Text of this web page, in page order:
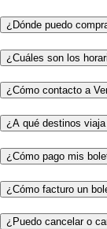
¿Dónde puedo
¿Cuáles son los
¿Cómo contacto a
¿A qué destinos viaja
¿Cómo pago mis
¿Cómo facturo un
¿Puedo cancelar o